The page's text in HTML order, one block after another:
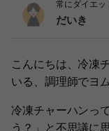
常にダイエ
だいき
こんにちは、冷凍
いる、調理師でヨ
冷凍チャーハンっ
う？」と不思議に